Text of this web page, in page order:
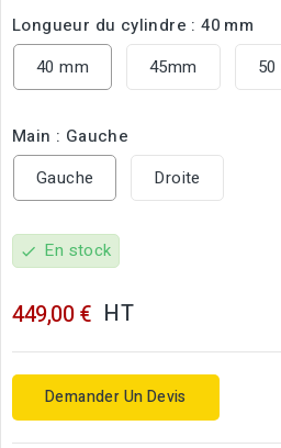
Longueur du cylindre : 40 mm
40 mm
45mm
Main : Gauche
Gauche
Droite
check En stock
449,00 € HT
Demander Un Devis